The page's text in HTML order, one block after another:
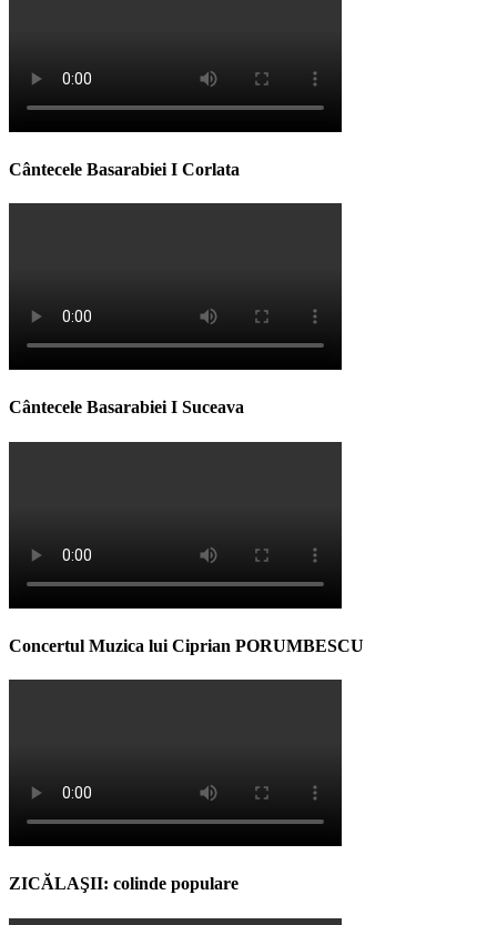
Cântecele Basarabiei I Corlata
Cântecele Basarabiei I Suceava
Concertul Muzica lui Ciprian PORUMBESCU
ZICĂLAŞII: colinde populare